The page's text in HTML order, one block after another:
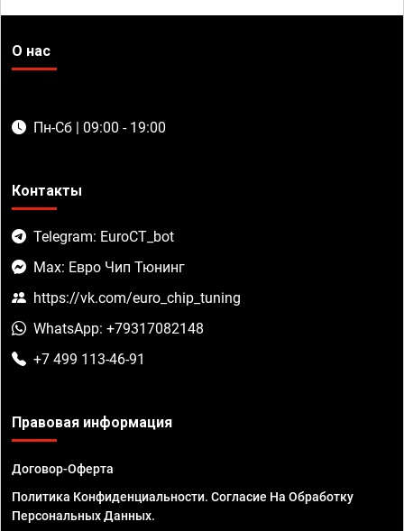
О нас
Пн-Сб | 09:00 - 19:00
Контакты
Telegram: EuroCT_bot
Max: Евро Чип Тюнинг
https://vk.com/euro_chip_tuning
WhatsApp: +79317082148
+7 499 113-46-91
Правовая информация
Договор-Оферта
Политика Конфиденциальности. Согласие На Обработку
Персональных Данных.